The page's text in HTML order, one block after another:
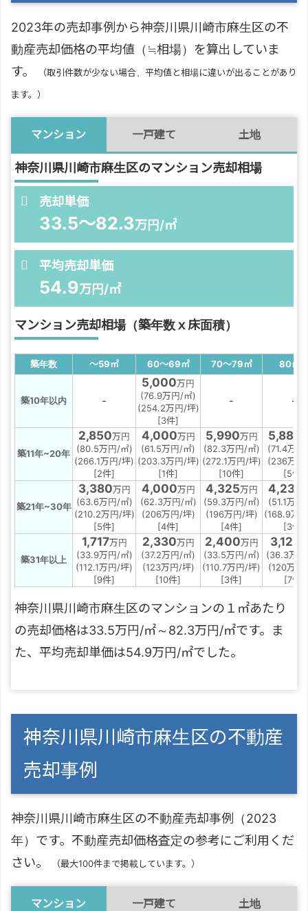
2023年の売却事例から神奈川県川崎市麻生区の不
動産売却価格の平均値（≒相場）を算出していま
す。
（取引件数が少ない場合、平均値と相場に違いが出ることがあり
ます。）
マンション 一戸建て 土地
神奈川県川崎市麻生区のマンション売却相場
売却単価
33.5～82.3万円/㎡
平均売却単価
54.9万円/㎡
マンション売却相場（築年数ｘ床面積）
築年数 ～59㎡ 60～69㎡ 70～79㎡ 80㎡
築10年以内 -
5,000万円
(76.9万円/㎡)
(254.2万円/坪)
[3件]
- -
築11年~20年
2,850万円
(80.5万円/㎡)
(266.1万円/坪)
[2件]
4,000万円
(61.5万円/㎡)
(203.3万円/坪)
[1件]
5,990万円
(82.3万円/㎡)
(272.1万円/坪)
[10件]
5,880
(71.4万
(236万円
[5件]
築21年~30年
3,380万円
(63.6万円/㎡)
(210.2万円/坪)
[5件]
4,000万円
(62.3万円/㎡)
(206万円/坪)
[4件]
4,325万円
(59.3万円/㎡)
(196万円/坪)
[4件]
4,233
(51.1万円
(168.9万
[3件]
築31年以上
1,717万円
(33.9万円/㎡)
(112.1万円/坪)
[9件]
2,330万円
(37.2万円/㎡)
(123万円/坪)
[10件]
2,400万円
(33.5万円/㎡)
(110.7万円/坪)
[3件]
3,129
(36.3万
(120万円
[7件]
神奈川県川崎市麻生区のマンションの１㎡あたり
の売却価格は33.5万円/㎡～82.3万円/㎡です。ま
た、平均売却単価は54.9万円/㎡でした。
神奈川県川崎市麻生区の不動産
売却事例
神奈川県川崎市麻生区の不動産売却事例（2023
年）です。不動産売却価格査定の参考にご利用くだ
さい。
（最大100件まで掲載しています。）
マンション 一戸建て 土地